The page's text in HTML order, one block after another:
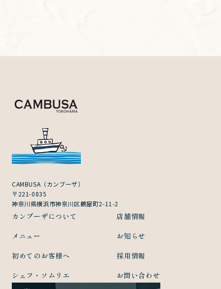
・IPアドレス
がユーザーの個別同意に基づいて収集する情報
した場合、当社は以下の情報を利用中の端末から収集
します。
・位置情報
本サービスのサービス提供にかかわる利用者情報の具
体的な利用目的は以下のとおりです。
(1) 本サービスに関する登録の受付、本人確認、ユーザ
ー認証、ユーザー設定の記録、利用料金の決済計算等
本サービスの提供、維持、保護及び改善のため
(3) 広告の配信、表示及び効果測定のため
(4) 本サービスに関するご案内、お問い合わせ等への対
応のため
CAMBUSA（カンブーザ）
〒221-0835
神奈川県横浜市神奈川区鶴屋町2-11-2
カンブーザについて
メニュー
初めてのお客様へ
シェフ・ソムリエ
店舗情報
お知らせ
採用情報
お問い合わせ